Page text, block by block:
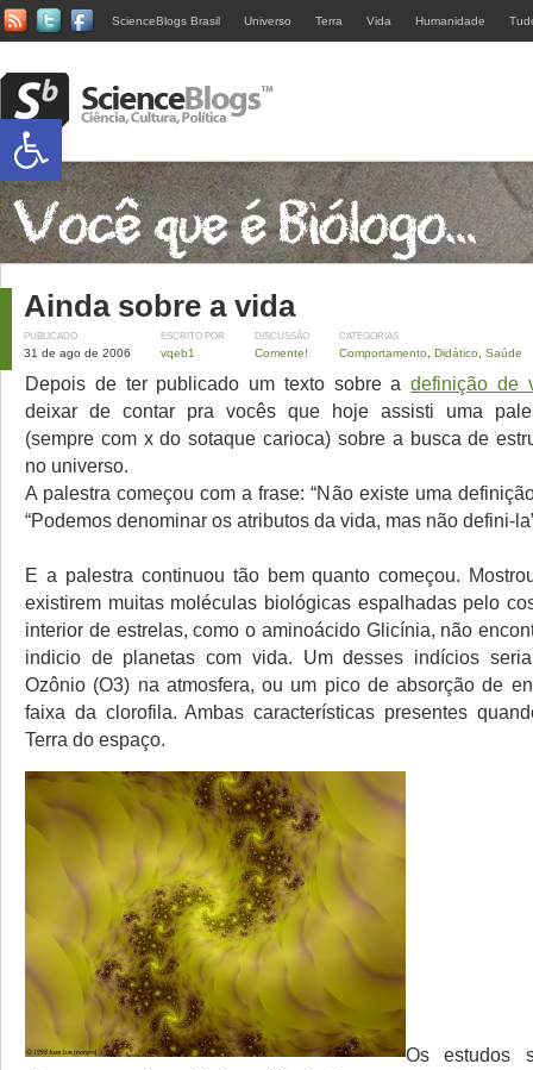
ScienceBlogs Brasil Universo Terra Vida Humanidade
Ainda sobre a vida
PUBLICADO
31 de ago de 2006
ESCRITO POR
vqeb1
DISCUSSÃO
Comente!
CATEGORIAS
Comportamento Didático Saúde
Depois de ter publicado um texto sobre a definição de
deixar de contar pra vocês que hoje assisti uma
(sempre com x do sotaque carioca) sobre a busca de
no universo.
A palestra começou com a frase: “Não existe uma
“Podemos denominar os atributos da vida, mas não defini-
E a palestra continuou tão bem quanto começou.
existirem muitas moléculas biológicas espalhadas pelo
interior de estrelas, como o aminoácido Glicínia, não
indicio de planetas com vida. Um desses indícios
Ozônio (O3) na atmosfera, ou um pico de absorção de
faixa da clorofila. Ambas características presentes
Terra do espaço.
Os estudos
Abrir a barra de ferramentas